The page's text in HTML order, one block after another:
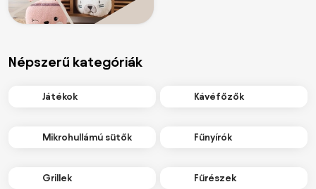
Népszerű kategóriák
Játékok Kávéfőzők
Mikrohullámú sütők Fűnyírók
Grillek Fűrészek